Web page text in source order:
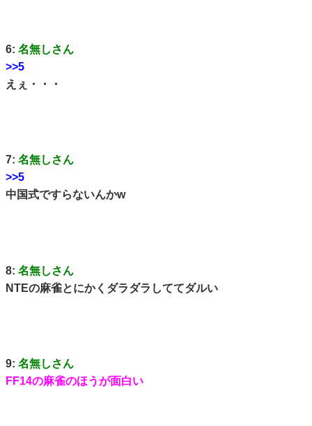
6: 名無しさん
>>5
えぇ・・・
7: 名無しさん
>>5
中国式ですらないんかw
8: 名無しさん
NTEの麻雀とにかくダラダラしててダルい
9: 名無しさん
FF14の麻雀のほうが面白い